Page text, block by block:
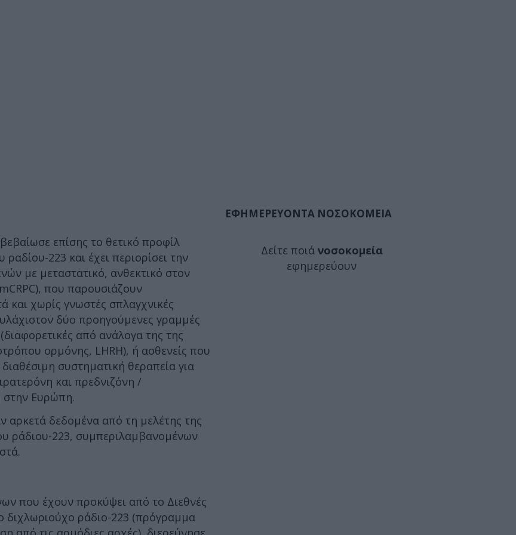
επίσης το θετικό προφίλ
223 και έχει περιορίσει την
με μεταστατικό, ανθεκτικό στον
που παρουσιάζουν
και χωρίς γνωστές σπλαγχνικές
δύο προηγούμενες γραμμές
από ανάλογα της της
ορμόνης, LHRH), ή ασθενείς που
συστηματική θεραπεία για
και πρεδνιζόνη /
στην Ευρώπη.
αρκετά δεδομένα από τη μελέτης της
ράδιου-223, συμπεριλαμβανομένων
που έχουν προκύψει από το Διεθνές
ράδιο-223 (πρόγραμμα
ΕΦΗΜΕΡΕΥΟΝΤΑ ΝΟΣΟΚΟΜΕΙΑ
Δείτε ποιά νοσοκομεία
εφημερεύουν